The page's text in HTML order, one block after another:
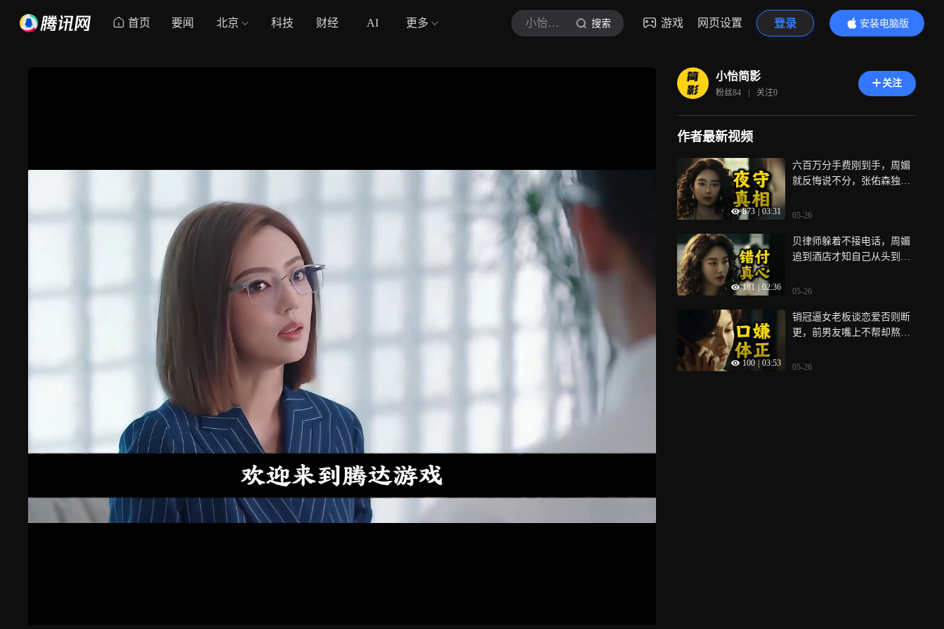
首页 要闻 北京 科技 财经 AI 更多 小怡简影 搜索 游戏 网页设置 登录
安装电脑版
内容更精彩
小怡简影
粉丝84 | 关注0
关注
作者最新视频
873 03:31
六百万分手费刚到手，周媚
就反悔说不分，张佑森独自
没有神话》
05-26
181 02:36
贝律师躲着不接电话，周媚
追到酒店才知自己从头到尾
05-26
100 03:53
销冠逼女老板谈恋爱否则断
更，前男友嘴上不帮却熬夜
05-26